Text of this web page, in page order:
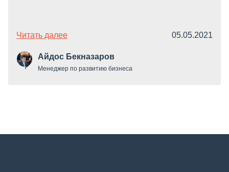
Читать далее 05.05.2021
Айдос Бекназаров
Менеджер по развитию бизнеса